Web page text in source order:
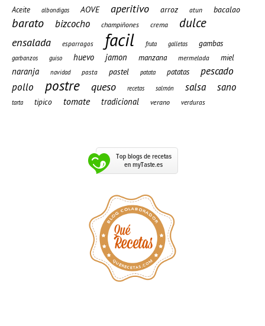
Aceite albondigas AOVE aperitivo arroz atun bacalao
barato bizcocho champiñones crema dulce
ensalada esparragos facil fruta galletas gambas
garbanzos guiso huevo jamon manzana mermelada miel
naranja navidad pasta pastel patata patatas pescado
pollo postre queso recetas salmón salsa sano
tarta tipico tomate tradicional verano verduras